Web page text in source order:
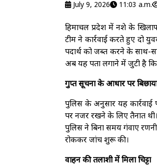
July 9, 2026 11:03 a.m.
हिमाचल प्रदेश में नशे के
टीम ने कार्रवाई करते हुए दो
पदार्थ को जब्त करने के साथ-
अब यह पता लगाने में जुटी है
गुप्त सूचना के आधार पर
पुलिस के अनुसार यह
पर नजर रखने के लिए तैनात
पुलिस ने बिना समय गंवाए
रोककर जांच शुरू की।
वाहन की तलाशी में मिला चिट्टा